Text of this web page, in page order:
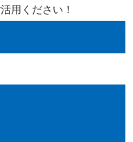
用ください！